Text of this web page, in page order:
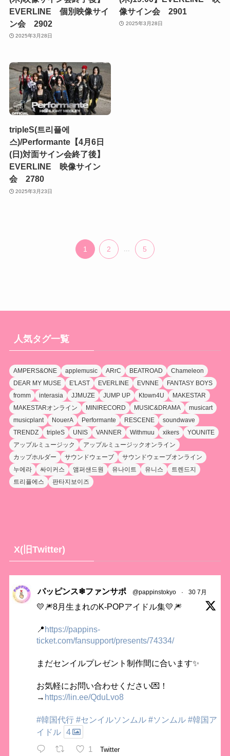
EVERLINE 個別映像サイ
ン会 2902
2025年3月28日
像サイン会 2901
2025年3月28日
tripleS(트리플에
스)/Performante【4月6日
(日)対面サイン会終了後】
EVERLINE 映像サイン
会 2780
2025年3月23日
1 2 ... 5
人気タグ一覧
AMPERS&ONE applemusic ARrC BEATROAD
Chameleon
DEAR MY MUSE
E'LAST EVERLINE EVNNE
FANTASY BOYS
fromm
interasia JJMUZE JUMP UP Ktown4U
MAKESTAR
MAKESTARオンライン
MINIRECORD MUSIC&DRAMA
musicart
musicplant
NouerA Performante RESCENE
soundwave
TRENDZ
tripleS UNIS VANNER Withmuu xikers
YOUNITE
アップルミュージック
アップルミュージックオンライン
カップホルダー
サウンドウェーブ
サウンドウェーブオンライン
누에라
싸이커스 앰퍼샌드원 유나이트 유니스
트렌드지
트리플에스
판타지보이즈
X(旧Twitter)
パッピンス❄ファンサポ @pappinstokyo · 30 7月
💛🎆8月生まれのK-POPアイドル集💛🎆
📍https://pappins-
ticket.com/fansupport/presents/74334/
まだセンイルプレゼント制作間に合います✨
お気軽にお問い合わせください💌！
→ https://lin.ee/QduLvo8
#韓国代行 #センイルソンムル #ソンムル #韓国ア
イドル 4
1 Twitter